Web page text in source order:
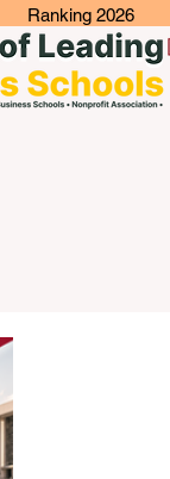
Ranking 2026